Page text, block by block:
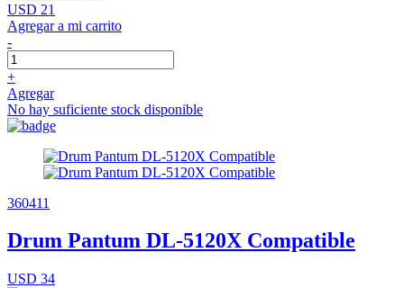
USD 21
Agregar a mi carrito
-
+
Agregar
No hay suficiente stock disponible
360411
Drum Pantum DL-5120X Compatible
USD 34